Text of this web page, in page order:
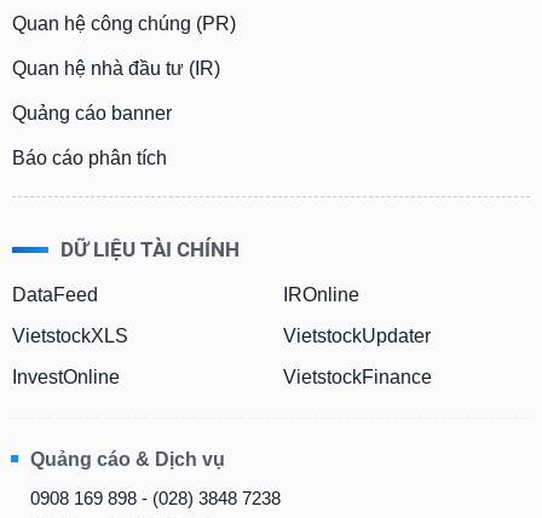
Quan hệ công chúng (PR)
Quan hệ nhà đầu tư (IR)
Quảng cáo banner
Báo cáo phân tích
DỮ LIỆU TÀI CHÍNH
DataFeed
VietstockXLS
InvestOnline
IROnline
VietstockUpdater
VietstockFinance
Quảng cáo & Dịch vụ
0908 169 898 - (028) 3848 7238